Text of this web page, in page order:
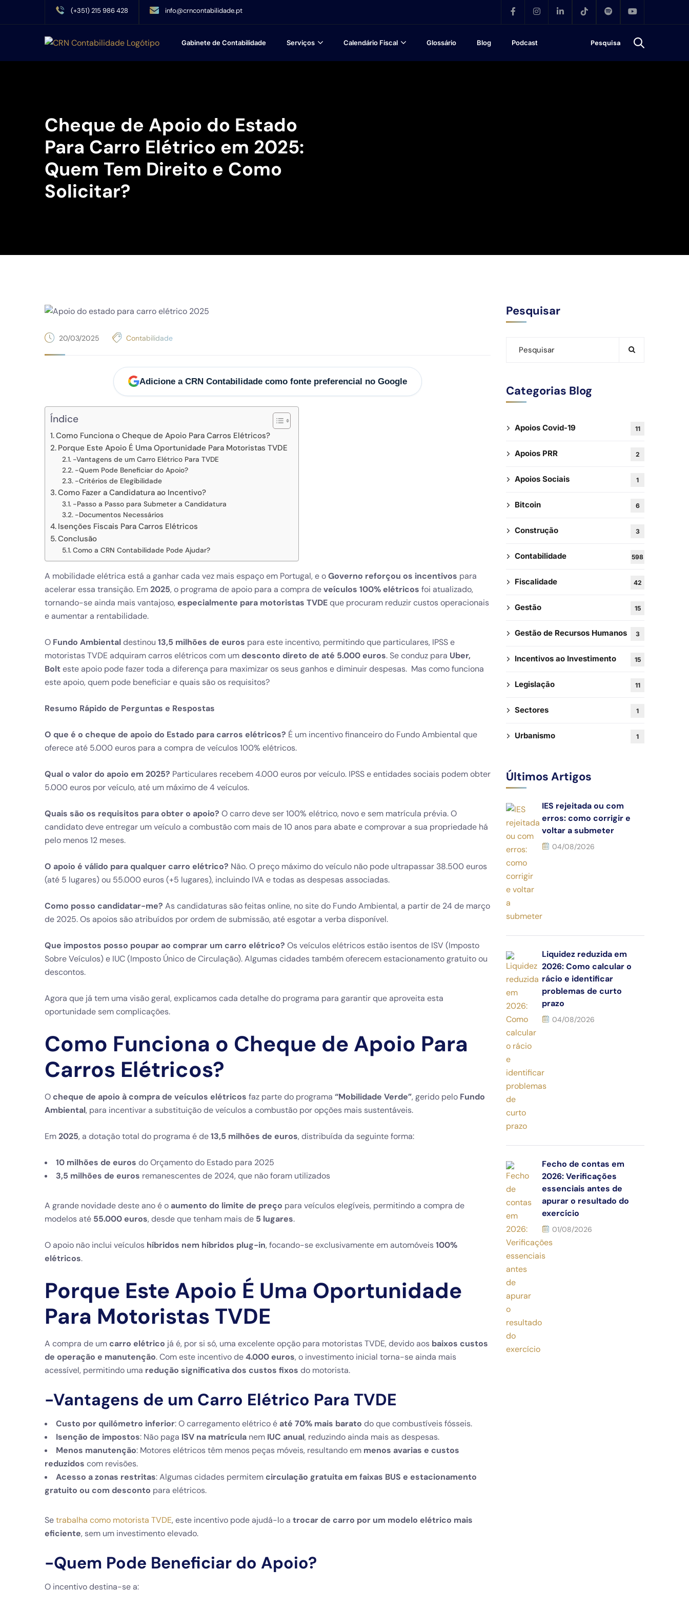
(+351) 215 986 428 info@crncontabilidade.pt
Gabinete de Contabilidade Serviços Calendário Fiscal Glossário Blog Podcast
Cheque de Apoio do Estado
Para Carro Elétrico em 2025:
Quem Tem Direito e Como
Solicitar?
20/03/2025 Contabilidade
Adicione a CRN Contabilidade como fonte preferencial no Google
Índice
Como Funciona o Cheque de Apoio Para Carros Elétricos?
Porque Este Apoio É Uma Oportunidade Para Motoristas TVDE
-Vantagens de um Carro Elétrico Para TVDE
-Quem Pode Beneficiar do Apoio?
-Critérios de Elegibilidade
Como Fazer a Candidatura ao Incentivo?
-Passo a Passo para Submeter a Candidatura
-Documentos Necessários
Isenções Fiscais Para Carros Elétricos
Conclusão
Como a CRN Contabilidade Pode Ajudar?
A mobilidade elétrica está a ganhar cada vez mais espaço em Portugal, e oGoverno reforçou os incentivos para
acelerar essa transição. Em2025, o programa de apoio para a compra deveículos 100% elétricos foi atualizado,
tornando-se ainda mais vantajoso, especialmente para motoristas TVDEque procuram reduzir custos operacionais
e aumentar a rentabilidade.
O Fundo Ambientaldestinou 13,5 milhões de euros para este incentivo, permitindo que particulares, IPSS e
motoristas TVDE adquiram carros elétricos com um desconto direto de até 5.000 euros. Se conduz para Uber,
Bolteste apoio pode fazer toda a diferença para maximizar os seus ganhos e diminuir despesas. Mas como funciona
este apoio, quem pode beneficiar e quais são os requisitos?
Resumo Rápido de Perguntas e Respostas
O que é o cheque de apoio do Estado para carros elétricos? É um incentivo financeiro do Fundo Ambiental que
oferece até 5.000 euros para a compra de veículos 100% elétricos.
Qual o valor do apoio em 2025? Particulares recebem 4.000 euros por veículo. IPSS e entidades sociais podem obter
5.000 euros por veículo, até um máximo de 4 veículos.
Quais são os requisitos para obter o apoio? O carro deve ser 100% elétrico, novo e sem matrícula prévia. O
candidato deve entregar um veículo a combustão com mais de 10 anos para abate e comprovar a sua propriedade há
pelo menos 12 meses.
O apoio é válido para qualquer carro elétrico? Não. O preço máximo do veículo não pode ultrapassar 38.500 euros
(até 5 lugares) ou 55.000 euros (+5 lugares), incluindo IVA e todas as despesas associadas.
Como posso candidatar-me? As candidaturas são feitas online, no site do Fundo Ambiental, a partir de 24 de março
de 2025. Os apoios são atribuídos por ordem de submissão, até esgotar a verba disponível.
Que impostos posso poupar ao comprar um carro elétrico? Os veículos elétricos estão isentos de ISV (Imposto
Sobre Veículos) e IUC (Imposto Único de Circulação). Algumas cidades também oferecem estacionamento gratuito ou
descontos.
Agora que já tem uma visão geral, explicamos cada detalhe do programa para garantir que aproveita esta
oportunidade sem complicações.
Como Funciona o Cheque de Apoio Para
Carros Elétricos?
O cheque de apoio à compra de veículos elétricos faz parte do programa “Mobilidade Verde”, gerido pelo Fundo
Ambiental, para incentivar a substituição de veículos a combustão por opções mais sustentáveis.
Em2025, a dotação total do programa é de13,5 milhões de euros, distribuída da seguinte forma:
10 milhões de euros do Orçamento do Estado para 2025
3,5 milhões de euros remanescentes de 2024, que não foram utilizados
A grande novidade deste ano é o aumento do limite de preço para veículos elegíveis, permitindo a compra de
modelos até 55.000 euros, desde que tenham mais de 5 lugares.
O apoio não inclui veículos híbridos nem híbridos plug-in, focando-se exclusivamente em automóveis100%
elétricos.
Porque Este Apoio É Uma Oportunidade
Para Motoristas TVDE
A compra de um carro elétrico já é, por si só, uma excelente opção para motoristas TVDE, devido aos baixos custos
de operação e manutenção. Com este incentivo de4.000 euros, o investimento inicial torna-se ainda mais
acessível, permitindo uma redução significativa dos custos fixos do motorista.
-Vantagens de um Carro Elétrico Para TVDE
Custo por quilómetro inferior: O carregamento elétrico é até 70% mais barato do que combustíveis fósseis.
Isenção de impostos: Não paga ISV na matrícula nem IUC anual, reduzindo ainda mais as despesas.
Menos manutenção: Motores elétricos têm menos peças móveis, resultando em menos avarias e custos
reduzidos com revisões.
Acesso a zonas restritas: Algumas cidades permitem circulação gratuita em faixas BUS e estacionamento
gratuito ou com desconto para elétricos.
Setrabalha como motorista TVDE, este incentivo pode ajudá-lo a trocar de carro por um modelo elétrico mais
eficiente, sem um investimento elevado.
-Quem Pode Beneficiar do Apoio?
O incentivo destina-se a:
Pesquisar
Categorias Blog
Apoios Covid-19 11
Apoios PRR 2
Apoios Sociais 1
Bitcoin 6
Construção 3
Contabilidade 598
Fiscalidade 42
Gestão 15
Gestão de Recursos Humanos 3
Incentivos ao Investimento 15
Legislação 11
Sectores 1
Urbanismo 1
Últimos Artigos
IES rejeitada ou com
erros: como corrigir e
voltar a submeter
04/08/2026
Liquidez reduzida em
2026: Como calcular o
rácio e identificar
problemas de curto
prazo
04/08/2026
Fecho de contas em
2026: Verificações
essenciais antes de
apurar o resultado do
exercício
01/08/2026